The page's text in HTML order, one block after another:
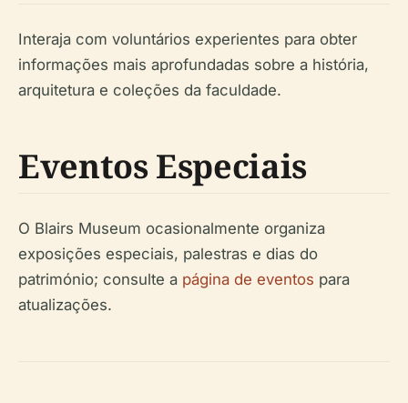
Interaja com voluntários experientes para obter
informações mais aprofundadas sobre a história,
arquitetura e coleções da faculdade.
Eventos Especiais
O Blairs Museum ocasionalmente organiza
exposições especiais, palestras e dias do
património; consulte a página de eventos para
atualizações.